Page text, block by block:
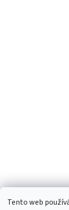
Tento web